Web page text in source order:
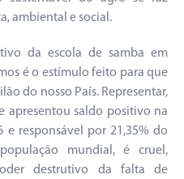
ambiental e social.
da escola de samba em
é o estímulo feito para que
do nosso País. Representar,
apresentou saldo positivo na
e responsável por 21,35% do
mundial, é cruel,
destrutivo da falta de